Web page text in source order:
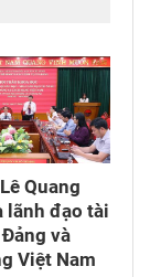
Quang
lãnh đạo tài
và
Việt Nam​